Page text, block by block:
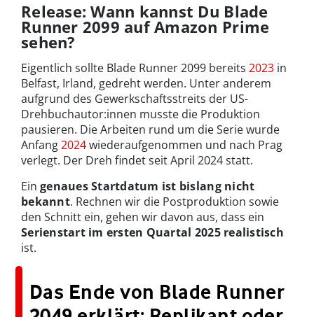
Release: Wann kannst Du Blade
Runner 2099 auf Amazon Prime
sehen?
Eigentlich sollte Blade Runner 2099 bereits 2023 in
Belfast, Irland, gedreht werden. Unter anderem
aufgrund des Gewerkschaftsstreits der US-
Drehbuchautor:innen musste die Produktion
pausieren. Die Arbeiten rund um die Serie wurde
Anfang2024wiederaufgenommen und nach Prag
verlegt. Der Dreh findet seit April 2024 statt.
Ein genaues Startdatum ist bislang nicht
bekannt. Rechnen wir die Postproduktion sowie
den Schnitt ein, gehen wir davon aus, dass ein
Serienstart im ersten Quartal 2025 realistisch
ist.
Das Ende von Blade Runner